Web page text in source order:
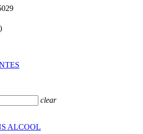
clear
ALCOOL